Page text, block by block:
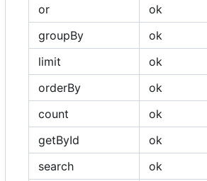
or
ok
groupBy
ok
limit
ok
orderBy
ok
count
ok
getById
ok
search
ok